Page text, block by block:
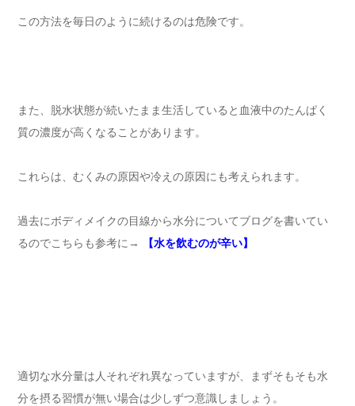
この方法を毎日のように続けるのは危険です。
また、脱水状態が続いたまま生活していると血液中のたんぱく
質の濃度が高くなることがあります。
これらは、むくみの原因や冷えの原因にも考えられます。
過去にボディメイクの目線から水分についてブログを書いてい
るのでこちらも参考に→
【水を飲むのが辛い】
適切な水分量は人それぞれ異なっていますが、まずそもそも水
分を摂る習慣が無い場合は少しずつ意識しましょう。